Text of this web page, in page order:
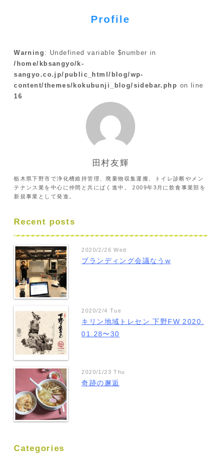
Profile
Warning : Undefined variable $number in
/home/kbsangyo/k-
sangyo.co.jp/public_html/blog/wp-
content/themes/kokubunji_blog/sidebar.php on line
16
田村友輝
栃木県下野市で浄化槽維持管理、廃棄物収集運搬、トイレ診断やメン
テナンス業を中心に仲間と共にばく進中。 2009年3月に飲食事業部を
新規事業として発進。
Recent posts
2020/2/26 Wed
ブランディング会議なうw
2020/2/4 Tue
キリン地域トレセン 下野FW 2020.
01.28〜30
2020/1/23 Thu
奇跡の邂逅
Categories